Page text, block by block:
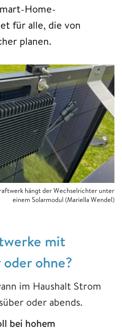
Home-
für alle, die von
planen.
hängt der Wechselrichter unter
einem Solarmodul (Mariella Wendel)
mit
ohne?
im Haushalt Strom
oder abends.
bei hohem